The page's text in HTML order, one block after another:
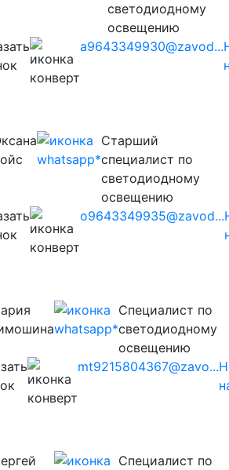
светодиодному
освещению
a9643349930@zavod...
Старший
специалист по
светодиодному
освещению
o9643349935@zavod...
Cпециалист по
светодиодному
освещению
mt9215804367@zavo...
Cпециалист по